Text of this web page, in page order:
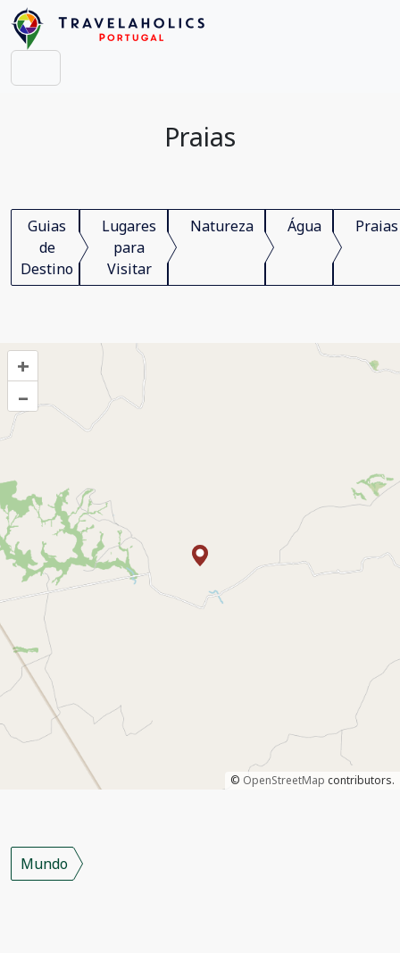
Praias
Guias
de
Destino
Lugares
para
Visitar
Natureza Água Praias
+
–
© OpenStreetMap contributors.
Mundo